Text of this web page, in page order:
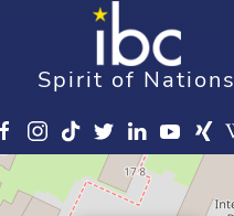
Spirit of Nations